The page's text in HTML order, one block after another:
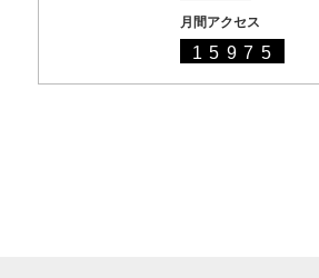
月間アクセス
15975